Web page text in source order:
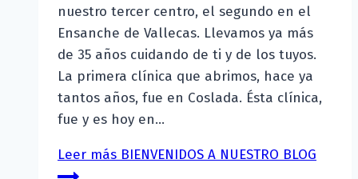
nuestro tercer centro, el segundo en el
Ensanche de Vallecas. Llevamos ya más
de 35 años cuidando de ti y de los tuyos.
La primera clínica que abrimos, hace ya
tantos años, fue en Coslada. Ésta clínica,
fue y es hoy en…
Leer más BIENVENIDOS A NUESTRO BLOG